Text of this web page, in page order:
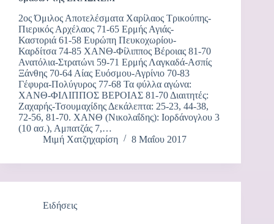
2ος Όμιλος Αποτελέσματα Χαρίλαος Τρικούπης-
Πιερικός Αρχέλαος 71-65 Ερμής Αγιάς-
Καστοριά 61-58 Ευρώπη Πευκοχωρίου-
Καρδίτσα 74-85 ΧΑΝΘ-Φίλιππος Βέροιας 81-70
Ανατόλια-Στρατώνι 59-71 Ερμής Λαγκαδά-Ασπίς
Ξάνθης 70-64 Αίας Ευόσμου-Αγρίνιο 70-83
Γέφυρα-Πολύγυρος 77-68 Τα φύλλα αγώνα:
ΧΑΝΘ-ΦΙΛΙΠΠΟΣ ΒΕΡΟΙΑΣ 81-70 Διαιτητές:
Ζαχαρής-Τσουμαχίδης Δεκάλεπτα: 25-23, 44-38,
72-56, 81-70. ΧΑΝΘ (Νικολαΐδης): Ιορδάνογλου 3
(10 ασ.), Αμπατζάς 7,…
Μιμή Χατζηχαρίση
8 Μαΐου 2017
Ειδήσεις